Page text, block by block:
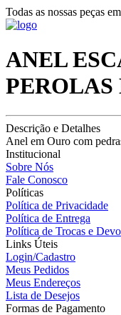
Todas as nossas peças
ANEL
Descrição e Detalhes
Anel em Ouro com
Institucional
Sobre Nós
Fale Conosco
Políticas
Política de Privacidade
Política de Entrega
Política de Trocas e
Links Úteis
Login/Cadastro
Meus Pedidos
Meus Endereços
Lista de Desejos
Formas de Pagamento